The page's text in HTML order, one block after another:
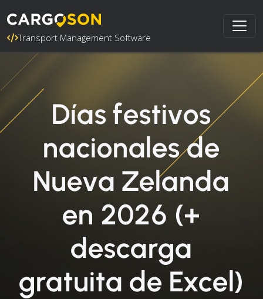
Transport Management Software
Días festivos
nacionales de
Nueva Zelanda
en 2026 (+
descarga
gratuita de Excel)